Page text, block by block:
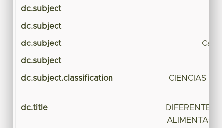
dc.subject
dc.subject
dc.subject
dc.subject
dc.subject.classification
CIENCIAS
dc.title
DIFERENTES